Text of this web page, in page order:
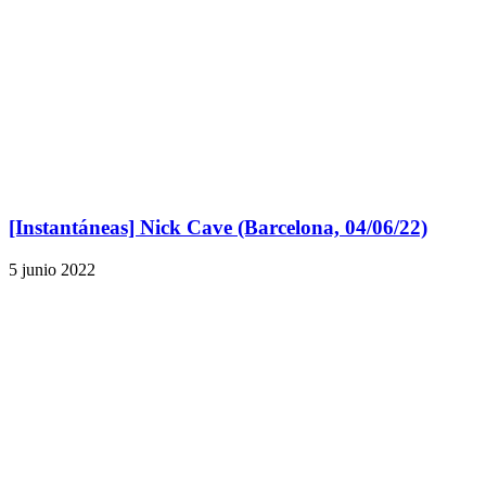
[Instantáneas] Nick Cave (Barcelona, 04/06/22)
5 junio 2022